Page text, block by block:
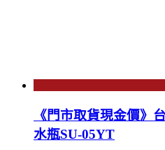
《門市取貨現金價》
水瓶SU-05YT